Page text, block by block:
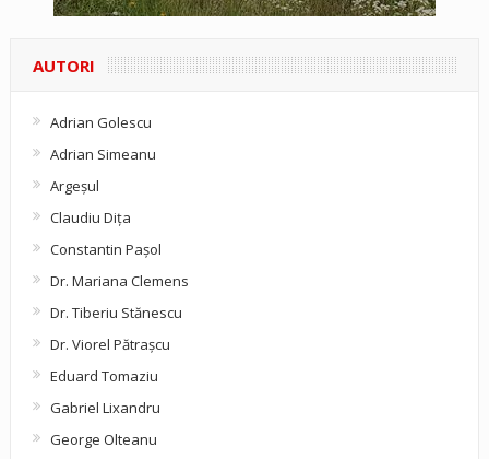
AUTORI
Adrian Golescu
Adrian Simeanu
Argeşul
Claudiu Diţa
Constantin Pașol
Dr. Mariana Clemens
Dr. Tiberiu Stănescu
Dr. Viorel Pătraşcu
Eduard Tomaziu
Gabriel Lixandru
George Olteanu